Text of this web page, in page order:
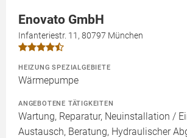
Enovato GmbH
Infanteriestr. 11, 80797 München
HEIZUNG SPEZIALGEBIETE
Wärmepumpe
ANGEBOTENE TÄTIGKEITEN
Wartung, Reparatur, Neuinstallation /
Austausch, Beratung, Hydraulischer